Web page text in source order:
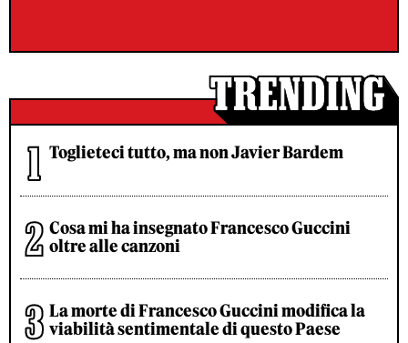
Toglieteci tutto, ma non Javier Bardem
Cosa mi ha insegnato Francesco Guccini
oltre alle canzoni
La morte di Francesco Guccini modifica la
viabilità sentimentale di questo Paese